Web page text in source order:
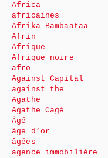
Africa
africaines
Afrika Bambaataa
Afrin
Afrique
Afrique noire
afro
Against Capital
against the
Agathe
Agathe Cagé
Âgé
âge d’or
âgées
agence immobilière